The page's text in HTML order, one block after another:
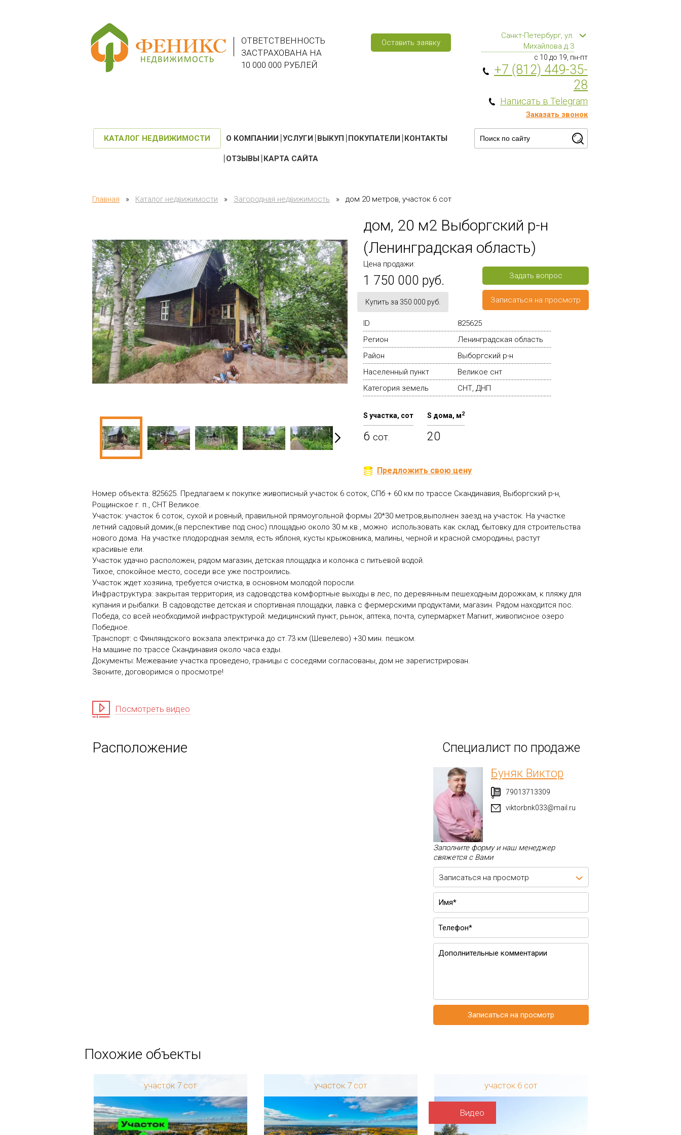
ОТВЕТСТВЕННОСТЬ
ЗАСТРАХОВАНА НА
10 000 000 РУБЛЕЙ
Оставить заявку
Санкт-Петербург, ул.
Михайлова д.3
с 10 до 19, пн-пт
+7 (812) 449-35-
28
Написать в Telegram
Заказать звонок
КАТАЛОГ НЕДВИЖИМОСТИ О КОМПАНИИ УСЛУГИ ВЫКУП ПОКУПАТЕЛИ КОНТАКТЫ
ОТЗЫВЫ КАРТА САЙТА
Главная » Каталог недвижимости » Загородная недвижимость » дом 20 метров, участок 6 сот
дом, 20 м2 Выборгский р-н
(Ленинградская область)
Цена продажи:
1 750 000 руб.
Купить за 350 000 руб.
Задать вопрос
Записаться на просмотр
ID
825625
Регион
Ленинградская область
Район
Выборгский р-н
Населенный пункт
Великое снт
Категория земель
СНТ, ДНП
S участка, сот
6 сот.
S дома, м2
20
Предложить свою цену
Номер объекта: 825625. Предлагаем к покупке живописный участок 6 соток, СПб + 60 км по трассе Скандинавия, Выборгский р-н,
Рощинское г. п., СНТ Великое.
Участок: участок 6 соток, сухой и ровный, правильной прямоугольной формы 20*30 метров,выполнен заезд на участок. На участке
летний садовый домик,(в перспективе под снос) площадью около 30 м.кв., можно использовать как склад, бытовку для строительства
нового дома. На участке плодородная земля, есть яблоня, кусты крыжовника, малины, черной и красной смородины, растут
красивые ели.
Участок удачно расположен, рядом магазин, детская площадка и колонка с питьевой водой.
Тихое, спокойное место, соседи все уже построились.
Участок ждет хозяина, требуется очистка, в основном молодой поросли.
Инфраструктура: закрытая территория, из садоводства комфортные выходы в лес, по деревянным пешеходным дорожкам, к пляжу для
купания и рыбалки. В садоводстве детская и спортивная площадки, лавка с фермерскими продуктами, магазин. Рядом находится пос.
Победа, со всей необходимой инфраструктурой: медицинский пункт, рынок, аптека, почта, супермаркет Магнит, живописное озеро
Победное.
Транспорт: с Финляндского вокзала электричка до ст.73 км (Шевелево) +30 мин. пешком.
На машине по трассе Скандинавия около часа езды.
Документы: Межевание участка проведено, границы с соседями согласованы, дом не зарегистрирован.
Звоните, договоримся о просмотре!
Посмотреть видео
Расположение Специалист по продаже
Буняк Виктор
79013713309
viktorbnk033@mail.ru
Заполните форму и наш менеджер
свяжется с Вами
Записаться на просмотр
Записаться на просмотр
Похожие объекты
участок 7 сот участок 7 сот
Видео
участок 6 сот